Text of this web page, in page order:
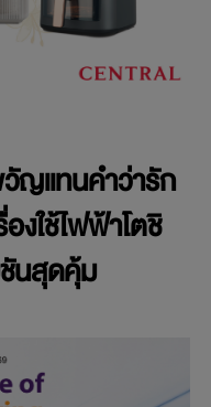
ญแทนคำว่ารัก
งใช้ไฟฟ้าโตชิ
นสุดคุ้ม